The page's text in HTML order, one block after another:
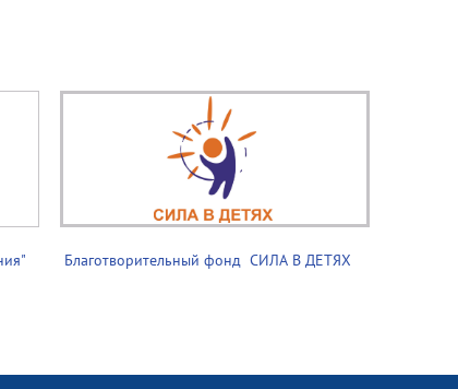
Благотворительный фонд ­­­ СИЛА В ДЕТЯХ